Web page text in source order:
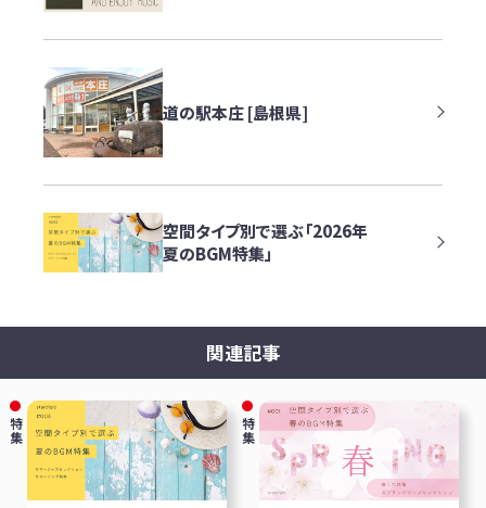
道の駅本庄 [島根県]
空間タイプ別で選ぶ「2026年
夏のBGM特集」
関連記事
特集 特集